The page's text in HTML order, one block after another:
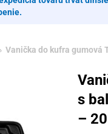
› Vanička do kufra gumová
s
–